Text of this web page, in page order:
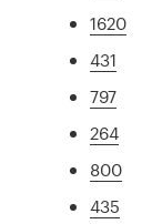
1620
431
797
264
800
435